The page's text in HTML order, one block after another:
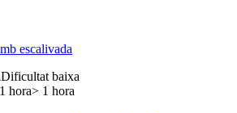
Dificultat baixa
> 1 hora